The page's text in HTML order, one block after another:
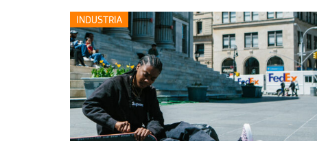
INDUSTRIA